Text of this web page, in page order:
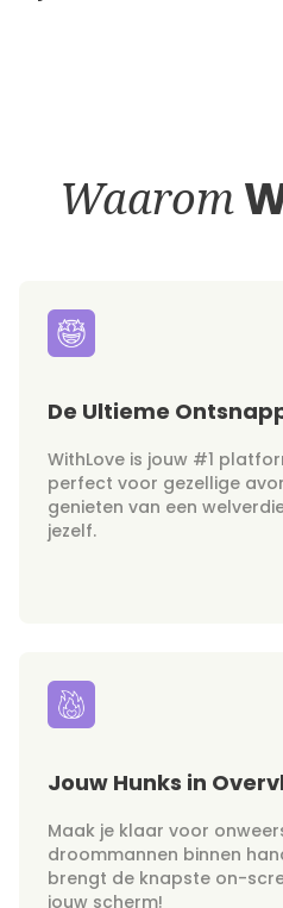
Waarom
De Ultieme
WithLove is jouw #1
perfect voor gezellige
genieten van een
jezelf.
Jouw Hunks in
Maak je klaar voor
droommannen binnen
brengt de knapste on-
jouw scherm!